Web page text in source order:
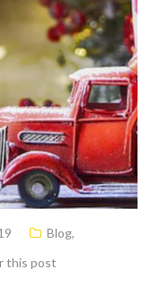
Blog,
this post